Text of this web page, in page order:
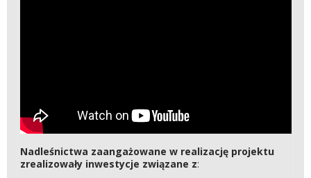
Nadleśnictwa zaangażowane w realizację projektu
zrealizowały inwestycje związane z: